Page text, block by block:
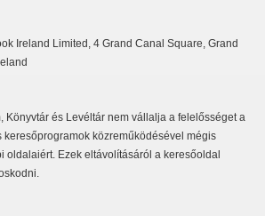
Ireland Limited, 4 Grand Canal Square, Grand
Könyvtár és Levéltár nem vállalja a felelősséget a
keresőprogramok közreműködésével mégis
oldalaiért. Ezek eltávolításáról a keresőoldal